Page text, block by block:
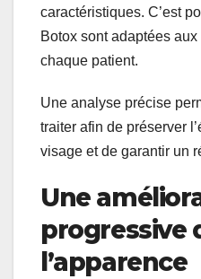
caractéristiques. C’est
Botox sont adaptées
chaque patient.
Une analyse précise
traiter afin de préserver
visage et de garantir un
Une
progressive
l’apparence